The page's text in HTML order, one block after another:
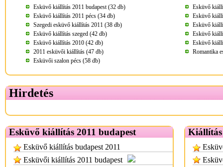
Esküvő kiállítás 2011 budapest (32 db)
Esküvő
Esküvő kiállítás 2011 pécs (34 db)
Esküvő
Szegedi esküvő kiállítás 2011 (38 db)
Esküvő
Esküvő kiállítás szeged (42 db)
Esküvő
Esküvő kiállítás 2010 (42 db)
Esküvő
2011 esküvői kiállítás (47 db)
Romantika
Esküvői szalon pécs (58 db)
Hirdetés
Esküvő kiállítás 2011 budapest
Esküvő kiállítás budapest 2011
Esküvői kiállítás 2011 budapest
Kiállítás